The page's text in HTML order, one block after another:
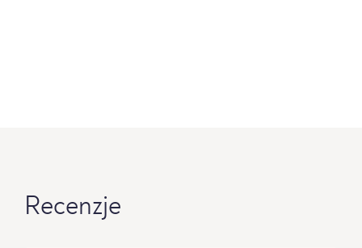
Recenzje